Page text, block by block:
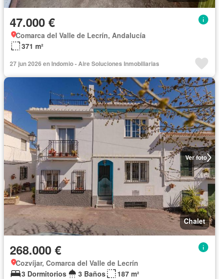
47.000 €
Comarca del Valle de Lecrín, Andalucía
371 m²
27 jun 2026 en Indomio - Aire Soluciones Inmobiliarias
Ver foto
Chalet
268.000 €
Cozvíjar, Comarca del Valle de Lecrín
3 Dormitorios
3 Baños
187 m²